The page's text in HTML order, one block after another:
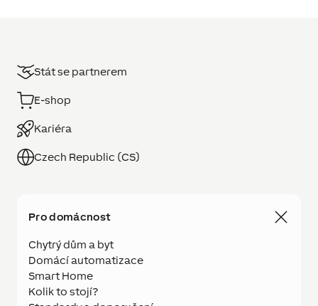
Stát se partnerem
E-shop
Kariéra
Czech Republic (CS)
Pro domácnost
Chytrý dům a byt
Domácí automatizace
Smart Home
Kolik to stojí?